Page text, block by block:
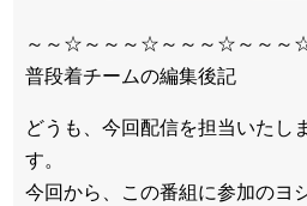
～～☆～～～☆～～～☆～～～
普段着チームの編集後記
どうも、今回配信を担当いたし
す。
今回から、この番組に参加のヨ